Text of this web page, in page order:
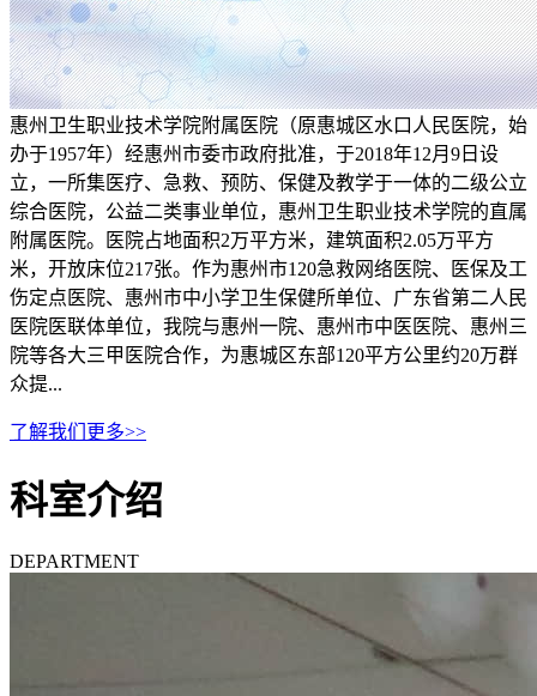
惠州卫生职业技术学院附属医院（原惠城区水口人民医院，始
办于1957年）经惠州市委市政府批准，于2018年12月9日设
立，一所集医疗、急救、预防、保健及教学于一体的二级公立
综合医院，公益二类事业单位，惠州卫生职业技术学院的直属
附属医院。医院占地面积2万平方米，建筑面积2.05万平方
米，开放床位217张。作为惠州市120急救网络医院、医保及工
伤定点医院、惠州市中小学卫生保健所单位、广东省第二人民
医院医联体单位，我院与惠州一院、惠州市中医医院、惠州三
院等各大三甲医院合作，为惠城区东部120平方公里约20万群
众提...
了解我们更多>>
科室介绍
DEPARTMENT